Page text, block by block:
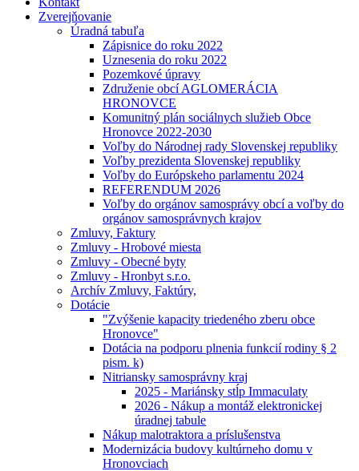
Zverejňovanie
Úradná tabuľa
Zápisnice do roku 2022
Uznesenia do roku 2022
Pozemkové úpravy
Združenie obcí AGLOMERÁCIA
HRONOVCE
Komunitný plán sociálnych služieb Obce
Hronovce 2022-2030
Voľby do Národnej rady Slovenskej republiky
Voľby prezidenta Slovenskej republiky
Voľby do Európskeho parlamentu 2024
REFERENDUM 2026
Voľby do orgánov samosprávy obcí a voľby do
orgánov samosprávnych krajov
Zmluvy, Faktury
Zmluvy - Hrobové miesta
Zmluvy - Obecné byty
Zmluvy - Hronbyt s.r.o.
Archív Zmluvy, Faktúry,
Dotácie
"Zvýšenie kapacity triedeného zberu obce
Hronovce"
Dotácia na podporu plnenia funkcií rodiny § 2
pism. k)
Nitriansky samosprávny kraj
2025 - Mariánsky stĺp Immaculaty
2026 - Nákup a montáž elektronickej
úradnej tabule
Nákup malotraktora a príslušenstva
Modernizácia budovy kultúrneho domu v
Hronovciach